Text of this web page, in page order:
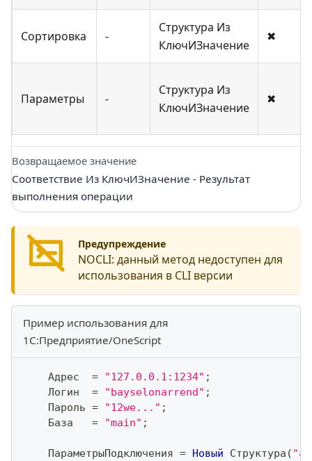
Сортировка -
Структура Из
КлючИЗначение
✖
Параметры -
Структура Из
КлючИЗначение
✖
Возвращаемое значение
Соответствие Из КлючИЗначение - Результат
выполнения операции
Предупреждение
NOCLI: данный метод недоступен для
использования в CLI версии
Пример использования для
1С:Предприятие/OneScript
    Адрес
= "127.0.0.1:1234" ;
    Логин
= "bayselonarrend" ;
    Пароль
= "12we..." ;
    База
= "main" ;
    ПараметрыПодключения
= Новый Структура (